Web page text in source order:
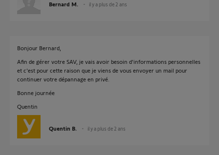
Bernard M. il y a plus de 2 ans
Bonjour Bernard,
Afin de gérer votre SAV, je vais avoir besoin d'informations personnelles
et c'est pour cette raison que je viens de vous envoyer un mail pour
continuer votre dépannage en privé.
Bonne journée
Quentin
Quentin B. il y a plus de 2 ans